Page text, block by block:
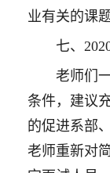
业有关的课题
七、
老师们
条件，建议
的促进系部
老师重新对